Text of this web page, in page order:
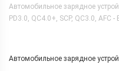
Автомобильное зарядное
PD3.0, QC4.0+, SCP, QC3.0, AFC -
Автомобильное зарядное